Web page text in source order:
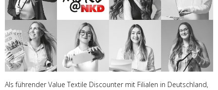
Als führender Value Textile Discounter mit Filialen in Deutschland,